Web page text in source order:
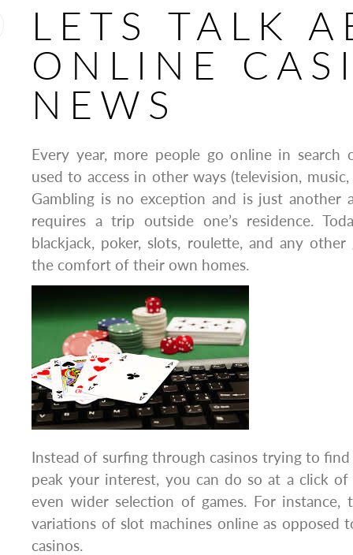
LETS TALK
ONLINE
NEWS
Every year, more people go online in search
used to access in other ways (television,
Gambling is no exception and is just another
requires a trip outside one’s residence.
blackjack, poker, slots, roulette, and any
the comfort of their own homes.
Instead of surfing through casinos trying to
peak your interest, you can do so at a click
even wider selection of games. For instance,
variations of slot machines online as opposed
casinos.